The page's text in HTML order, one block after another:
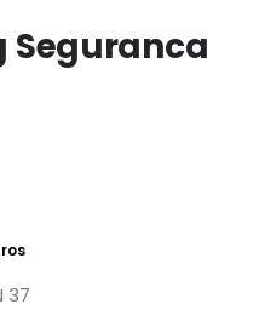
Seguranca
37